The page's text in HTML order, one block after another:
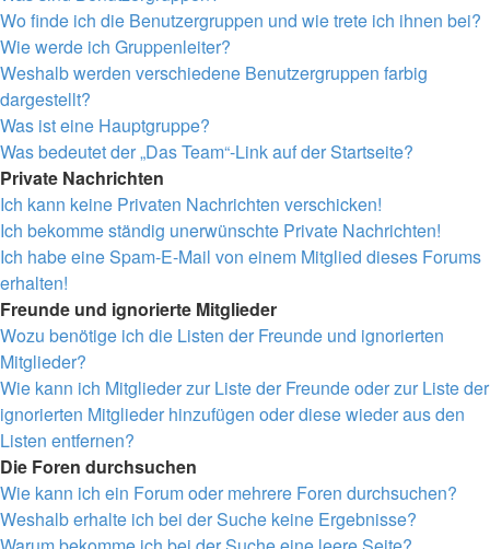
Wo finde ich die Benutzergruppen und wie trete ich ihnen bei?
Wie werde ich Gruppenleiter?
Weshalb werden verschiedene Benutzergruppen farbig
dargestellt?
Was ist eine Hauptgruppe?
Was bedeutet der „Das Team“-Link auf der Startseite?
Private Nachrichten
Ich kann keine Privaten Nachrichten verschicken!
Ich bekomme ständig unerwünschte Private Nachrichten!
Ich habe eine Spam-E-Mail von einem Mitglied dieses Forums
erhalten!
Freunde und ignorierte Mitglieder
Wozu benötige ich die Listen der Freunde und ignorierten
Mitglieder?
Wie kann ich Mitglieder zur Liste der Freunde oder zur Liste der
ignorierten Mitglieder hinzufügen oder diese wieder aus den
Listen entfernen?
Die Foren durchsuchen
Wie kann ich ein Forum oder mehrere Foren durchsuchen?
Weshalb erhalte ich bei der Suche keine Ergebnisse?